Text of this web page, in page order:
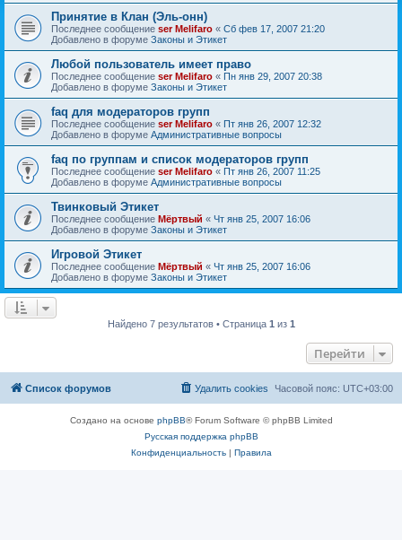
Принятие в Клан (Эль-онн)
Последнее сообщение ser Melifaro « Сб фев 17, 2007 21:20
Добавлено в форуме Законы и Этикет
Любой пользователь имеет право
Последнее сообщение ser Melifaro « Пн янв 29, 2007 20:38
Добавлено в форуме Законы и Этикет
faq для модераторов групп
Последнее сообщение ser Melifaro « Пт янв 26, 2007 12:32
Добавлено в форуме Административные вопросы
faq по группам и список модераторов групп
Последнее сообщение ser Melifaro « Пт янв 26, 2007 11:25
Добавлено в форуме Административные вопросы
Твинковый Этикет
Последнее сообщение Mёртвый « Чт янв 25, 2007 16:06
Добавлено в форуме Законы и Этикет
Игровой Этикет
Последнее сообщение Mёртвый « Чт янв 25, 2007 16:06
Добавлено в форуме Законы и Этикет
Найдено 7 результатов • Страница 1 из 1
Перейти
Список форумов Часовой пояс: UTC+03:00
Удалить cookies
Создано на основе phpBB® Forum Software © phpBB Limited
Русская поддержка phpBB
Конфиденциальность| Правила